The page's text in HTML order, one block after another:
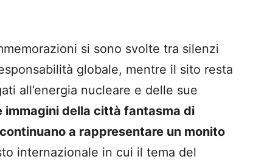
si sono svolte tra silenzi
globale, mentre il sito resta
all’energia nucleare e delle sue
immagini della città fantasma di
a rappresentare un monito
internazionale in cui il tema del